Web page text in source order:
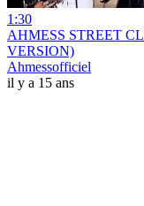
1:30
AHMESS STREET
VERSION)
Ahmessofficiel
il y a 15 ans